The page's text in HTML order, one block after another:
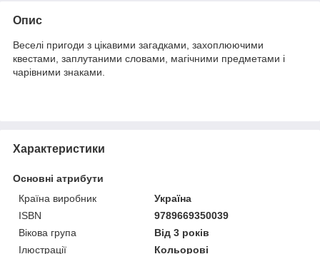
Опис
Веселі пригоди з цікавими загадками, захоплюючими
квестами, заплутаними словами, магічними предметами і
чарівними знаками.
Характеристики
Основні атрибути
Країна виробник
Україна
ISBN
9789669350039
Вікова група
Від 3 років
Ілюстрації
Кольорові